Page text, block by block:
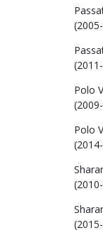
Polo V
Polo V